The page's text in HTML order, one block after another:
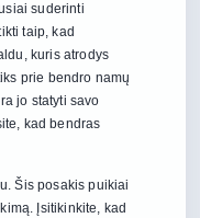
suderinti
taip, kad
kuris atrodys
prie bendro namų
jo statyti savo
kad bendras
Šis posakis puikiai
Įsitikinkite, kad